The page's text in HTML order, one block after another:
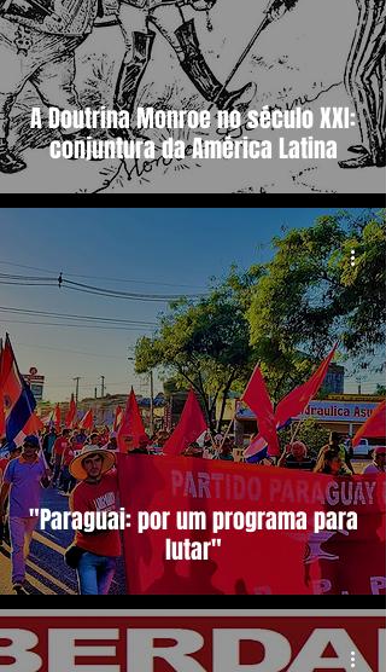
A Doutrina Monroe no século XXI:
conjuntura da América Latina
"Paraguai: por um programa para
lutar"